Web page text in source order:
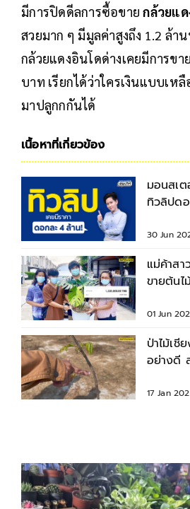
มีการปิดดีลการซื้อขายกล้วยแ
สวยมาก ๆ มีมูลค่าสูงถึง 1.2 ล้า
กล้วยแดงอินโดด่างเคยมีการขา
บาท เรียกได้ว่าใครเงินแบบเห
มาปลูกกกันได้
เนื้อหาที่เกี่ยวข้อง
มอนสเ
ทิวลิปด
30 Jun
แม่ค้าส
ขายต้นไ
01 Jun
ป่าไม้เชี
อย่างดี
17 Jan